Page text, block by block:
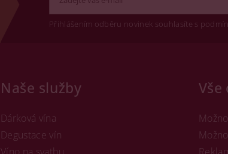
Přihlášením odběru novinek souhlasíte s
Naše služby
Dárková vína
Degustace vín
Vše